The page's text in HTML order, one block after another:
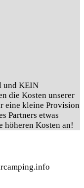
und KEIN
die Kosten unserer
eine kleine Provision
Partners etwas
höheren Kosten an!